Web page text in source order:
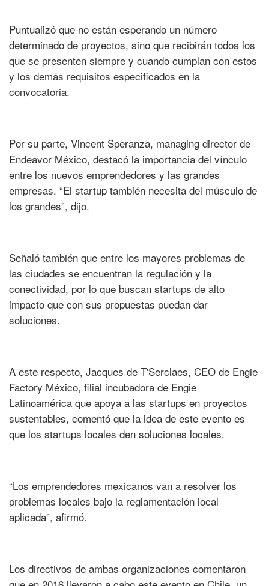
Puntualizó que no están esperando un número
determinado de proyectos, sino que recibirán todos los
que se presenten siempre y cuando cumplan con estos
y los demás requisitos especificados en la
convocatoria.
Por su parte, Vincent Speranza, managing director de
Endeavor México, destacó la importancia del vínculo
entre los nuevos emprendedores y las grandes
empresas. “El startup también necesita del músculo de
los grandes”, dijo.
Señaló también que entre los mayores problemas de
las ciudades se encuentran la regulación y la
conectividad, por lo que buscan startups de alto
impacto que con sus propuestas puedan dar
soluciones.
A este respecto, Jacques de T'Serclaes, CEO de Engie
Factory México, filial incubadora de Engie
Latinoamérica que apoya a las startups en proyectos
sustentables, comentó que la idea de este evento es
que los startups locales den soluciones locales.
“Los emprendedores mexicanos van a resolver los
problemas locales bajo la reglamentación local
aplicada”, afirmó.
Los directivos de ambas organizaciones comentaron